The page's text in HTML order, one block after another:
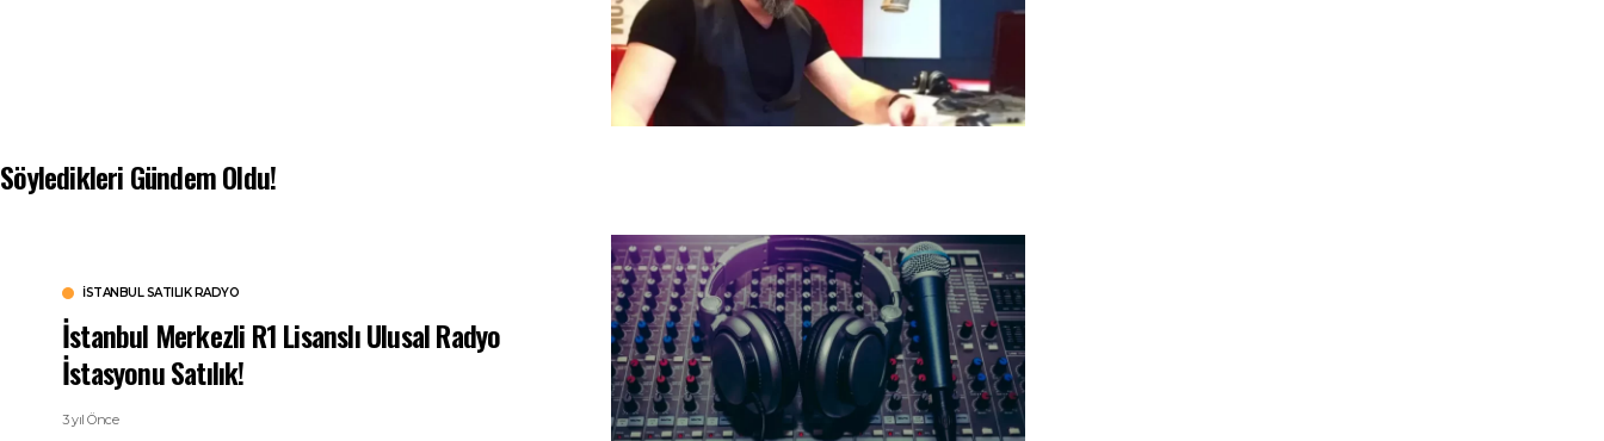
Gündem Oldu!
İSTANBUL SATILIK RADYO
İstanbul Merkezli R1 Lisanslı Ulusal Radyo
İstasyonu Satılık!
3 yıl Önce